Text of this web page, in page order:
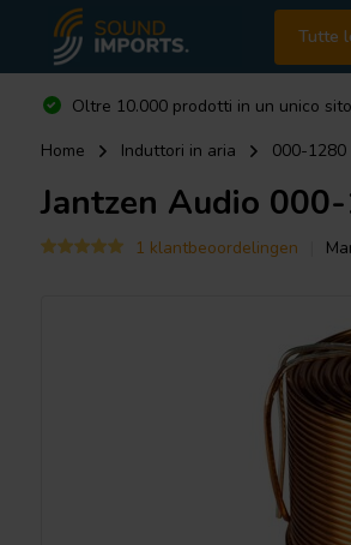
Tutte
Oltre 10.000 prodotti in un unico sito
Home
Induttori in aria 000-1280
Jantzen Audio
1 klantbeoordelingen